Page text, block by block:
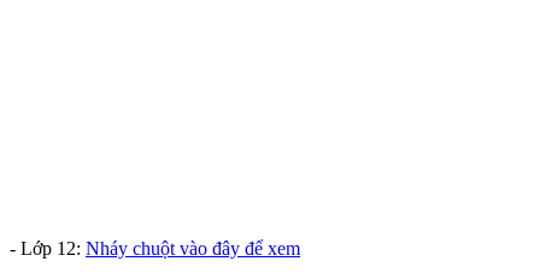
- Lớp 12: Nháy chuột vào đây để xem